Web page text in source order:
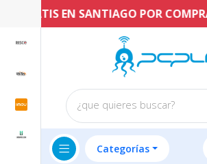
GRATIS EN SANTIAGO POR
¿que quieres buscar?
Categorías